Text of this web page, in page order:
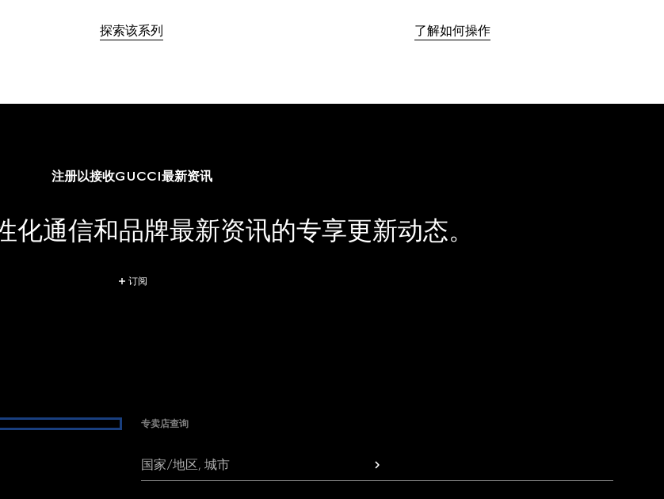
探索该系列 了解如何操作
注册以接收GUCCI最新资讯
化通信和品牌最新资讯的专享更新动态。
订阅
专卖店查询
国家/地区, 城市